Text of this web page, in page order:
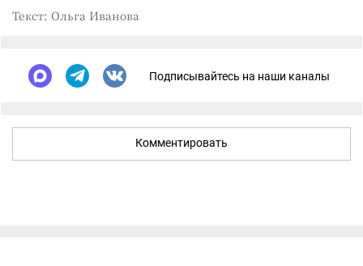
Текст: Ольга Иванова
Подписывайтесь на наши каналы
Комментировать